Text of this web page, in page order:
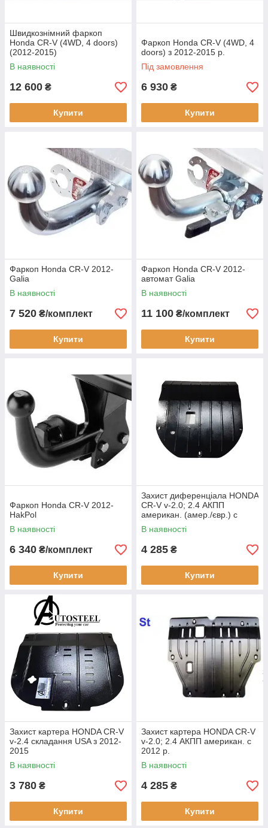
Швидкознімний фаркоп
Honda CR-V (4WD, 4 doors)
(2012-2015)
В наявності
12 600 ₴
Купити
Фаркоп Honda CR-V (4WD, 4
doors) з 2012-2015 р.
Під замовлення
6 930 ₴
Купити
Фаркоп Honda CR-V 2012-
Galia
В наявності
7 520 ₴/комплект
Купити
Фаркоп Honda CR-V 2012-
автомат Galia
В наявності
11 100 ₴/комплект
Купити
Фаркоп Honda CR-V 2012-
HakPol
В наявності
6 340 ₴/комплект
Купити
Захист диференціала HONDA
CR-V v-2.0; 2.4 АКПП
американ. (амер./євр.) c
2012 р.
В наявності
4 285 ₴
Купити
Захист картера HONDA CR-V
v-2.4 складання USA з 2012-
2015
В наявності
3 780 ₴
Купити
Захист картера HONDA CR-V
v-2.0; 2.4 АКПП американ. c
2012 р.
В наявності
4 285 ₴
Купити